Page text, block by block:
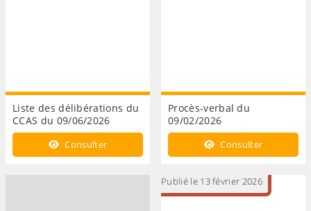
Liste des délibérations du
CCAS du 09/06/2026
Consulter
Procès-verbal du
09/02/2026
Consulter
Publié le 13 février 2026